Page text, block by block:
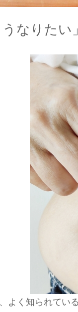
なりた
よく知られてい